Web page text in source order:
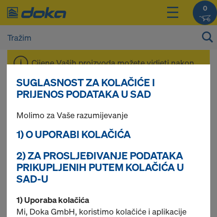
0
Cijene Vaših proizvoda možete vidjeti nakon
Stropni podupirač
XN
SUGLASNOST ZA KOLAČIĆE I
PRIJENOS PODATAKA U SAD
Molimo za Vaše razumijevanje
1) O UPORABI KOLAČIĆA
2) ZA PROSLJEĐIVANJE PODATAKA
PRIKUPLJENIH PUTEM KOLAČIĆA U
SAD-U
1) Uporaba kolačića
Mi, Doka GmbH, koristimo kolačiće i aplikacije